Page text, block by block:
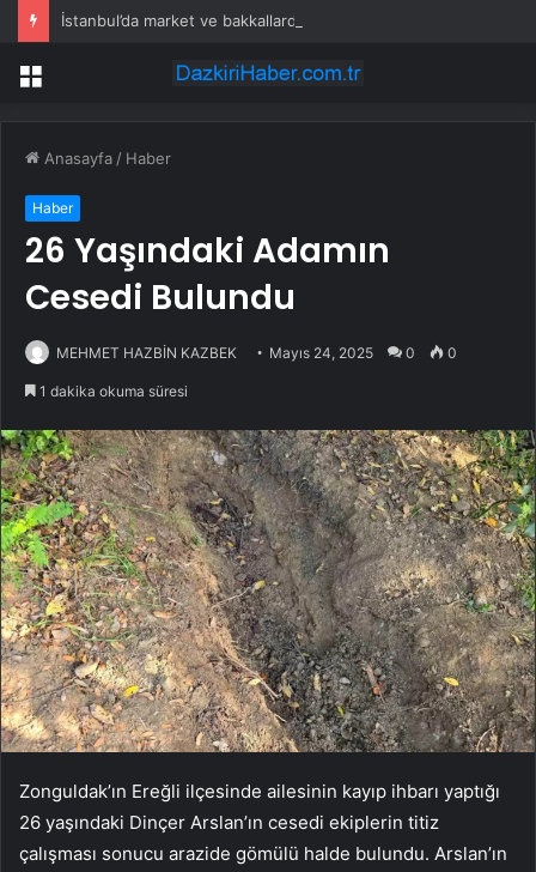
Menü
Anasayfa / Haber
Haber
26 Yaşındaki Adamın
Cesedi Bulundu
MEHMET HAZBİN KAZBEK Mayıs 24, 2025 0 0
1 dakika okuma süresi
Zonguldak’ın Ereğli ilçesinde ailesinin kayıp ihbarı yaptığı
26 yaşındaki Dinçer Arslan’ın cesedi ekiplerin titiz
çalışması sonucu arazide gömülü halde bulundu. Arslan’ın